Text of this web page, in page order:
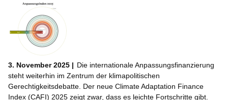
3. November 2025 | Die internationale Anpassungsfinanzierung
steht weiterhin im Zentrum der klimapolitischen
Gerechtigkeitsdebatte. Der neue Climate Adaptation Finance
Index (CAFI) 2025 zeigt zwar, dass es leichte Fortschritte gibt.